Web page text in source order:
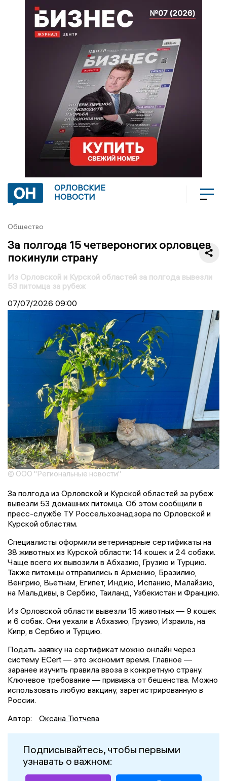
ОРЛОВСКИЕ
НОВОСТИ
Общество
За полгода 15 четвероногих орловцев
покинули страну
Из Орловской и Курской областей за полгода вывезли
53 питомца за рубеж
07/07/2026 09:00
© ООО "Региональные новости"
За полгода из Орловской и Курской областей за рубеж
вывезли 53 домашних питомца. Об этом сообщили в
пресс-службе ТУ Россельхознадзора по Орловской и
Курской областям.
Специалисты оформили ветеринарные сертификаты на
38 животных из Курской области: 14 кошек и 24 собаки.
Чаще всего их вывозили в Абхазию, Грузию и Турцию.
Также питомцы отправились в Армению, Бразилию,
Венгрию, Вьетнам, Египет, Индию, Испанию, Малайзию,
на Мальдивы, в Сербию, Таиланд, Узбекистан и Францию.
Из Орловской области вывезли 15 животных — 9 кошек
и 6 собак. Они уехали в Абхазию, Грузию, Израиль, на
Кипр, в Сербию и Турцию.
Подать заявку на сертификат можно онлайн через
систему ECert — это экономит время. Главное —
заранее изучить правила ввоза в конкретную страну.
Ключевое требование — прививка от бешенства. Можно
использовать любую вакцину, зарегистрированную в
России.
Автор:
Оксана Тютчева
Подписывайтесь, чтобы первыми
узнавать о важном: